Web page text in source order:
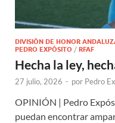
DIVISIÓN DE HONOR
PEDRO EXPÓSITO / RFAF
Hecha la ley,
27 julio, 2026 - por Pedro
OPINIÓN | Pedro
puedan encontrar